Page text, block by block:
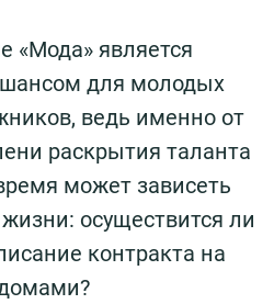
«Мода» является
для молодых
ведь именно от
раскрытия таланта
может зависеть
осуществится ли
контракта на